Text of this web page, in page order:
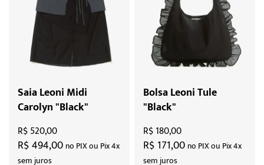
Saia Leoni Midi
Carolyn "Black"
R$ 494,00 no PIX ou Pix 4x
sem juros
R$ 520,00
Bolsa Leoni Tule
"Black"
R$ 171,00 no PIX ou Pix 4x
sem juros
R$ 180,00